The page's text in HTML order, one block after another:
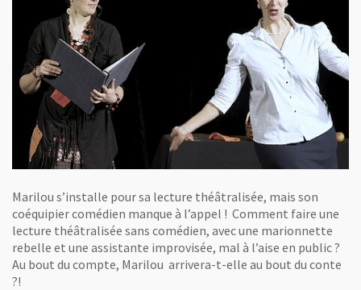
Marilou s’installe pour sa lecture théâtralisée, mais son
coéquipier comédien manque à l’appel ! Comment faire une
lecture théâtralisée sans comédien, avec une marionnette
rebelle et une assistante improvisée, mal à l’aise en public ?
Au bout du compte, Marilou arrivera-t-elle au bout du conte
?!